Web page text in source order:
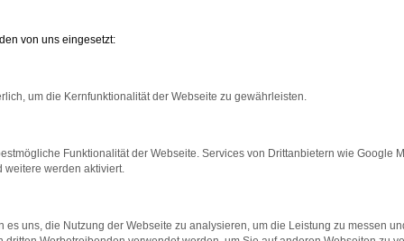
– direkt zu dir nach
dieser Gelegenheit kannst du dich gleich bei
für dich finden. Wenn du aus Freiburg oder der
liegt bei München und ist über die Autobahn
Lieferservice direkt nach Freiburg und auf
vier Wände nicht zu verlassen. Alle Audi A6
sodass du sowohl ein 360° Panorama des
dir all deine Fragen beantworten, versteht sich
von uns eingesetzt:
um die Kernfunktionalität der Webseite zu gewährleisten.
Funktionalität der Webseite. Services von Drittanbietern wie Google
weitere werden aktiviert.
es uns, die Nutzung der Webseite zu analysieren, um die Leistung zu messen